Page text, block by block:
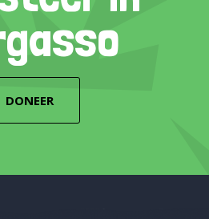
DONEER